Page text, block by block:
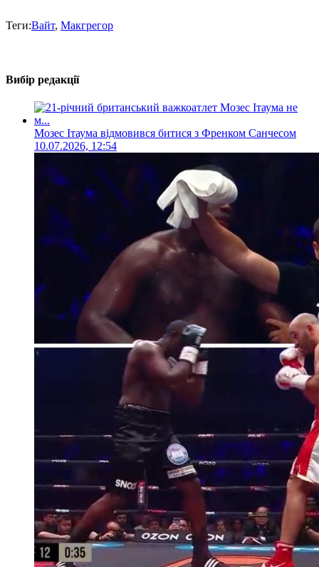
Теги:Вайт, Макгрегор
Вибір редакції
Мозес Ітаума відмовився битися з Френком Санчесом
10.07.2026, 12:54